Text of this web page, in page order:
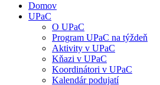
Domov
UPaC
O UPaC
Program UPaC na týždeň
Aktivity v UPaC
Kňazi v UPaC
Koordinátori v UPaC
Kalendár podujatí